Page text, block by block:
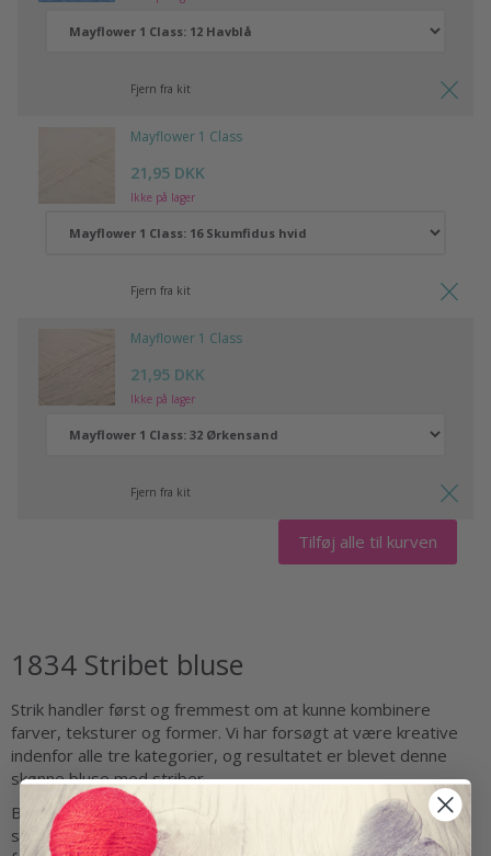
Fjern fra kit
Mayflower 1 Class
21,95 DKK
Ikke på lager
Fjern fra kit
Mayflower 1 Class
21,95 DKK
Ikke på lager
Fjern fra kit
Tilføj alle til kurven
1834 Stribet bluse
Strik handler først og fremmest om at kunne kombinere
farver, teksturer og former. Vi har forsøgt at være kreative
indenfor alle tre kategorier, og resultatet er blevet denne
skønne bluse med striber.
Blusen er ribstrikket, hvilket giver flotte lodrette
strukturstriber. Samtidig hjælper ribmønsteret også med at